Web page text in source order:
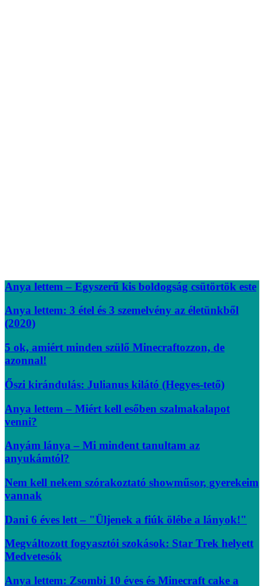
Anya lettem – Egyszerű kis boldogság csütörtök este
Anya lettem: 3 étel és 3 szemelvény az életünkből
(2020)
5 ok, amiért minden szülő Minecraftozzon, de
azonnal!
Őszi kirándulás: Julianus kilátó (Hegyes-tető)
Anya lettem – Miért kell esőben szalmakalapot
venni?
Anyám lánya – Mi mindent tanultam az
anyukámtól?
Nem kell nekem szórakoztató showműsor, gyerekeim
vannak
Dani 6 éves lett – "Üljenek a fiúk ölébe a lányok!"
Megváltozott fogyasztói szokások: Star Trek helyett
Medvetesók
Anya lettem: Zsombi 10 éves és Minecraft cake a